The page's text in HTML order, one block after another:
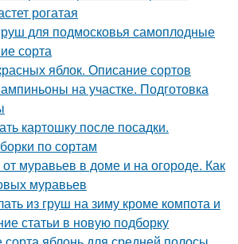
рогатая
для подмосковья самоплодные
сорта
яблок. Описание сортов
на участке. Подготовка
картошку после посадки.
по сортам
от муравьев в доме и на огороде. Как
муравьев
из груш на зиму кроме компота и
статьи в новую подборку